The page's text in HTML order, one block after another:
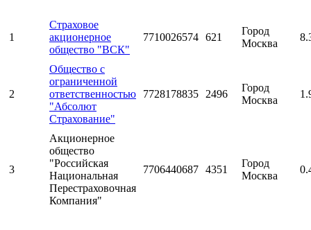
1
Страховое
акционерное
общество "ВСК"
7710026574 621
Город
Москва
2
Общество с
ограниченной
ответственностью
"Абсолют
Страхование"
7728178835 2496
Город
Москва
3
Акционерное
общество
"Российская
Национальная
Перестраховочная
Компания"
7706440687 4351
Город
Москва